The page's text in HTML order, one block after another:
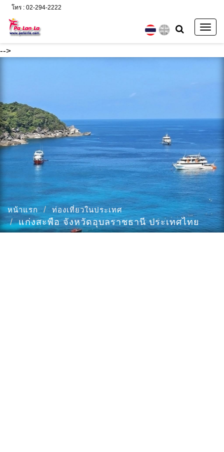
-->
โทร : 02-294-2222
หน้าแรก ท่องเที่ยวในประเทศ
แก่งสะพือ จังหวัดอุบลราชธานี ประเทศไทย